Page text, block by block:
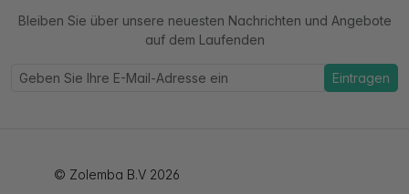
Bleiben Sie über unsere neuesten Nachrichten und Angebote
auf dem Laufenden
Eintragen
© Zolemba B.V 2026